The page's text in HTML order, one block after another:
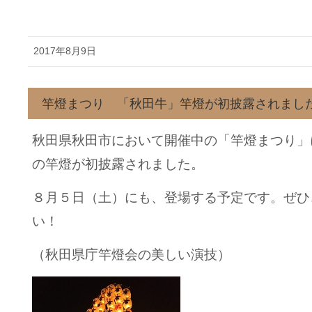
2017年8月9日
竿燈まつり 「秋田牛」竿燈が初披露されまし
秋田県秋田市において開催中の「竿燈まつり
の竿燈が初披露されました。
８月５日（土）にも、登場する予定です。ぜ
い！
（秋田県庁竿燈会の美しい演技）